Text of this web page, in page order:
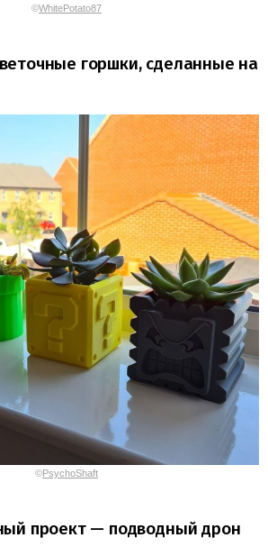
©WhitePotato87
горшки, сделанные на
©PsychoShaft
проект — подводный дрон